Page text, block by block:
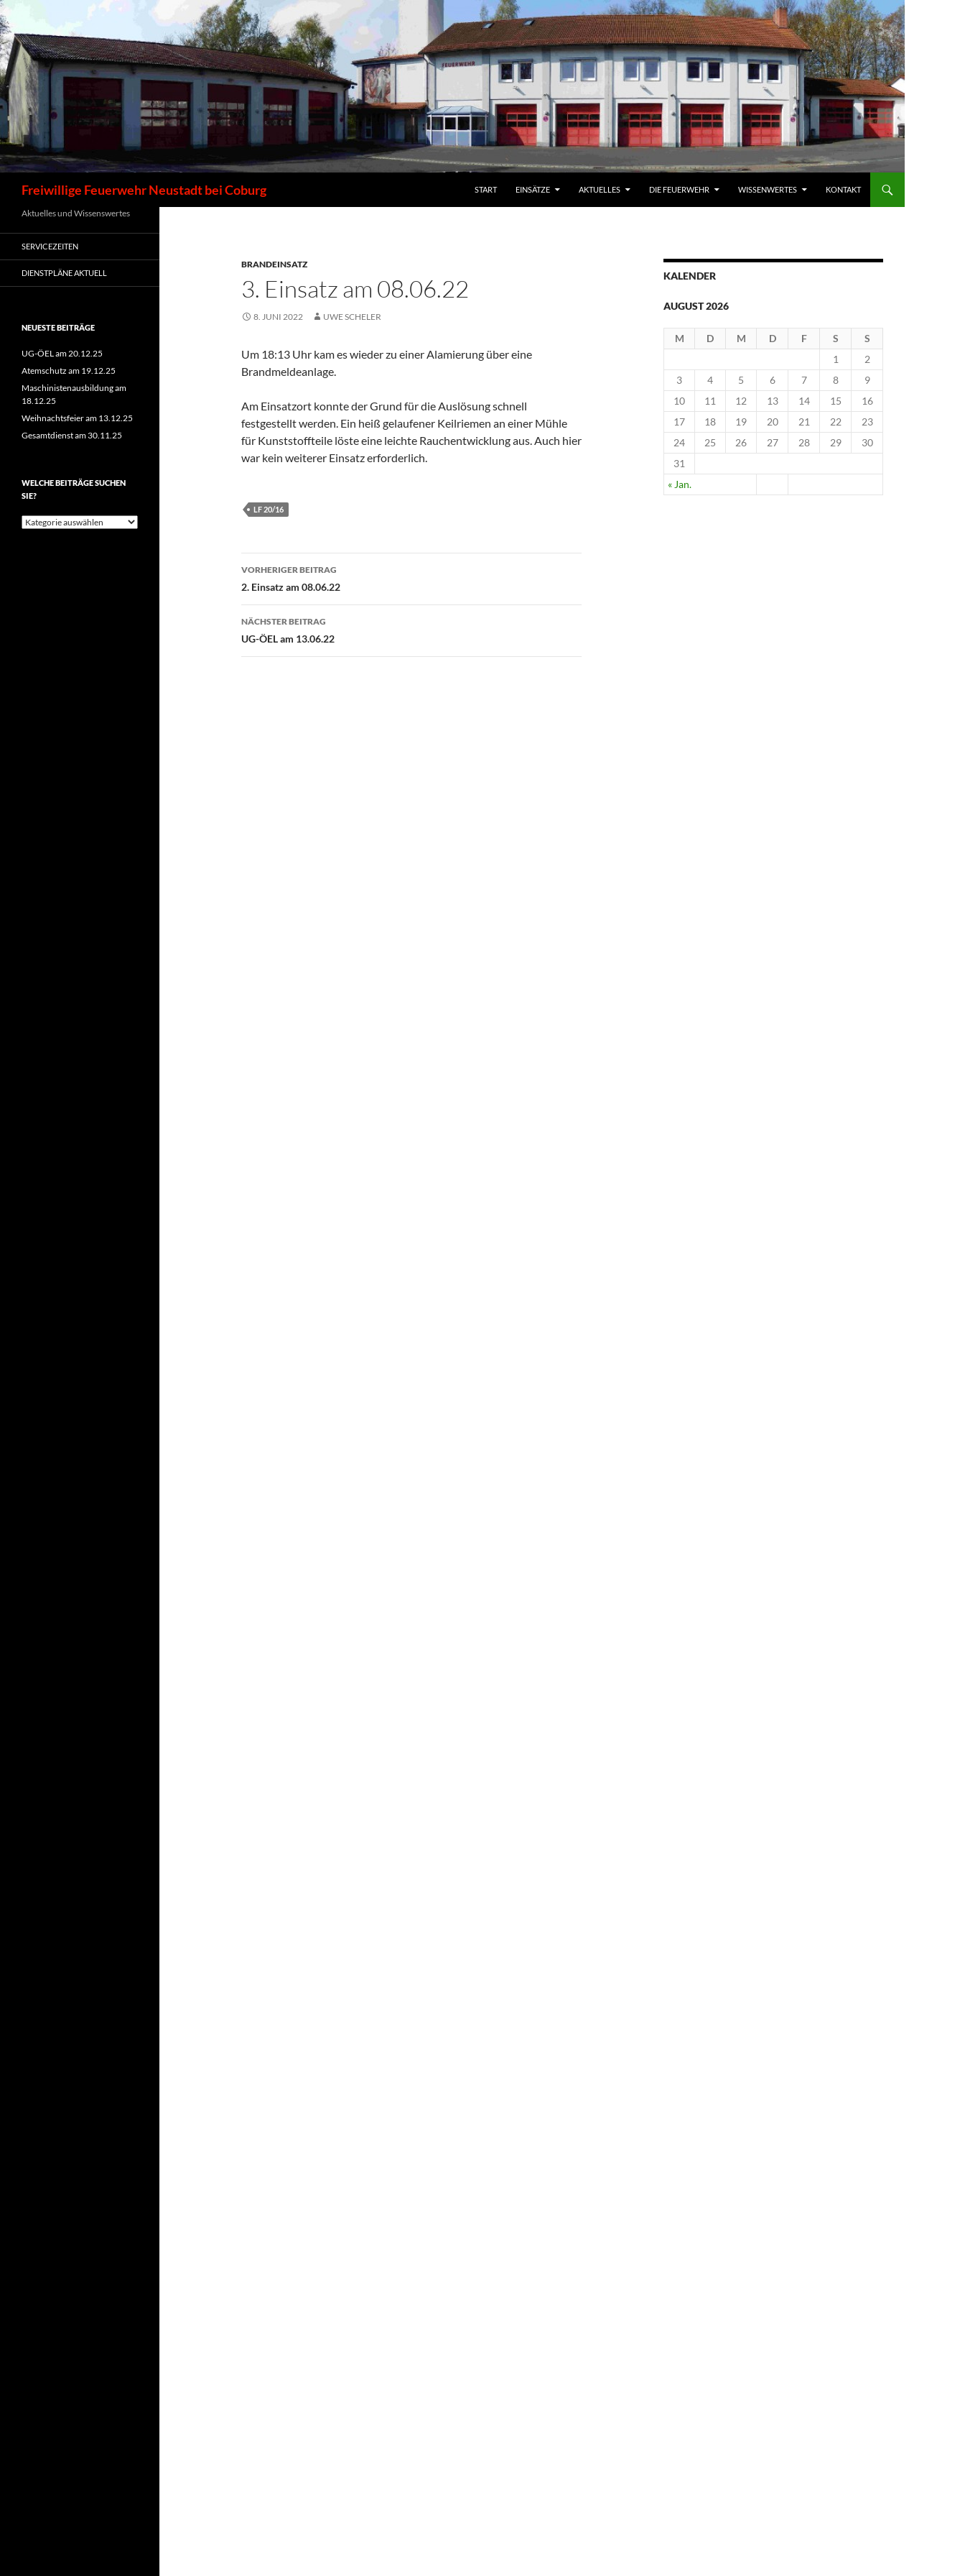
Zum
Inhalt
springen
Freiwillige Feuerwehr Neustadt bei Coburg START EINSÄTZE AKTUELLES DIE FEUERWEHR WISSENWERTES KONTAKT
BRANDEINSATZ
3. Einsatz am 08.06.22
8. JUNI 2022 UWE SCHELER
Um 18:13 Uhr kam es wieder zu einer Alamierung über eine
Brandmeldeanlage.
Am Einsatzort konnte der Grund für die Auslösung schnell
festgestellt werden. Ein heiß gelaufener Keilriemen an einer Mühle
für Kunststoffteile löste eine leichte Rauchentwicklung aus. Auch hier
war kein weiterer Einsatz erforderlich.
LF 20/16
Beitragsnavigation
VORHERIGER BEITRAG
2. Einsatz am 08.06.22
NÄCHSTER BEITRAG
UG-ÖEL am 13.06.22
KALENDER
AUGUST 2026
M D M D F S S
« Jan.
1
2
3
4 5 6 7 8
9
10
11 12 13 14 15
16
17
18 19 20 21 22
23
24
25 26 27 28 29
30
31
Aktuelles und Wissenswertes
SERVICEZEITEN
DIENSTPLÄNE AKTUELL
NEUESTE BEITRÄGE
UG-ÖEL am 20.12.25
Atemschutz am 19.12.25
Maschinistenausbildung am
18.12.25
Weihnachtsfeier am 13.12.25
Gesamtdienst am 30.11.25
WELCHE BEITRÄGE SUCHEN
SIE?
Welche